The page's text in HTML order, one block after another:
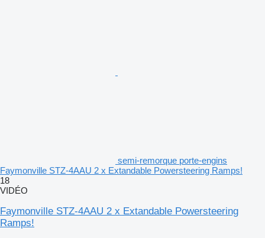
semi-remorque porte-engins
Faymonville STZ-4AAU 2 x Extandable Powersteering Ramps!
18
VIDÉO
Faymonville STZ-4AAU 2 x Extandable Powersteering
Ramps!